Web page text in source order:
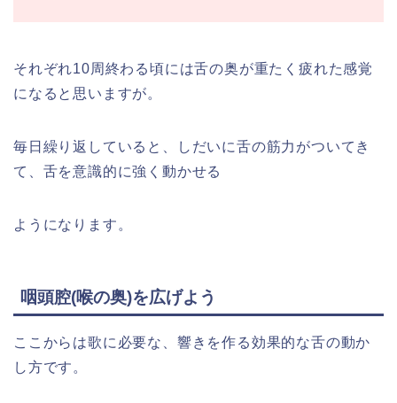
それぞれ10周終わる頃には舌の奥が重たく疲れた感覚
になると思いますが。
毎日繰り返していると、しだいに舌の筋力がついてき
て、舌を意識的に強く動かせる
ようになります。
咽頭腔(喉の奥)を広げよう
ここからは歌に必要な、響きを作る効果的な舌の動か
し方です。